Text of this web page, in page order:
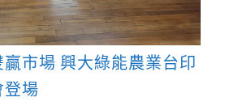
市場 興大綠能農業台印
登場